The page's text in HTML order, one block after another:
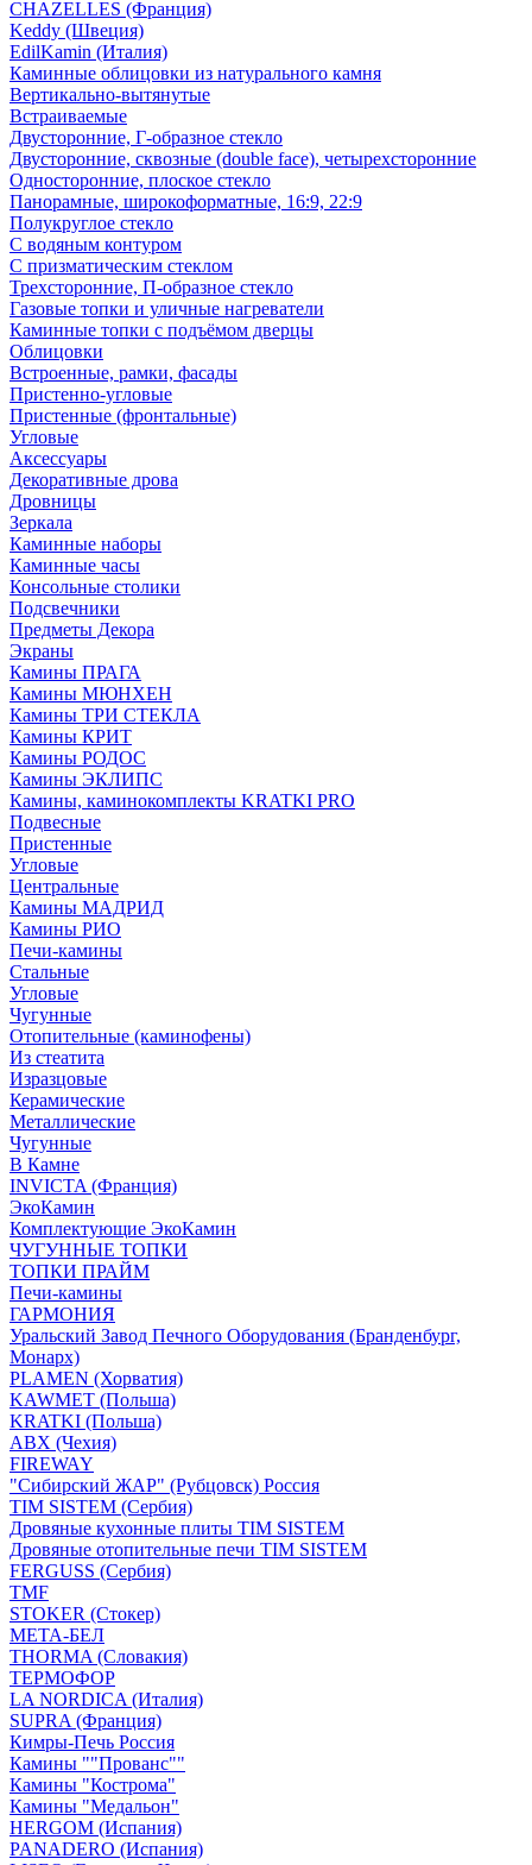
CHAZELLES (Франция)
Keddy (Швеция)
EdilKamin (Италия)
Каминные облицовки из натурального камня
Вертикально-вытянутые
Встраиваемые
Двусторонние, Г-образное стекло
Двусторонние, сквозные (double face), четырехсторонние
Односторонние, плоское стекло
Панорамные, широкоформатные, 16:9, 22:9
Полукруглое стекло
С водяным контуром
С призматическим стеклом
Трехсторонние, П-образное стекло
Газовые топки и уличные нагреватели
Каминные топки с подъёмом дверцы
Облицовки
Встроенные, рамки, фасады
Пристенно-угловые
Пристенные (фронтальные)
Угловые
Аксессуары
Декоративные дрова
Дровницы
Зеркала
Каминные наборы
Каминные часы
Консольные столики
Подсвечники
Предметы Декора
Экраны
Камины ПРАГА
Камины МЮНХЕН
Камины ТРИ СТЕКЛА
Камины КРИТ
Камины РОДОС
Камины ЭКЛИПС
Камины, каминокомплекты KRATKI PRO
Подвесные
Пристенные
Угловые
Центральные
Камины МАДРИД
Камины РИО
Печи-камины
Стальные
Угловые
Чугунные
Отопительные (каминофены)
Из стеатита
Изразцовые
Керамические
Металлические
Чугунные
В Камне
INVICTA (Франция)
ЭкоКамин
Комплектующие ЭкоКамин
ЧУГУННЫЕ ТОПКИ
ТОПКИ ПРАЙМ
Печи-камины
ГАРМОНИЯ
Уральский Завод Печного Оборудования (Бранденбург,
Монарх)
PLAMEN (Хорватия)
KAWMET (Польша)
KRATKI (Польша)
ABX (Чехия)
FIREWAY
"Сибирский ЖАР" (Рубцовск) Россия
TIM SISTEM (Сербия)
Дровяные кухонные плиты TIM SISTEM
Дровяные отопительные печи TIM SISTEM
FERGUSS (Сербия)
TMF
STOKER (Стокер)
МЕТА-БЕЛ
THORMA (Словакия)
ТЕРМОФОР
LA NORDICA (Италия)
SUPRA (Франция)
Кимры-Печь Россия
Камины ""Прованс""
Камины "Кострома"
Камины "Медальон"
HERGOM (Испания)
PANADERO (Испания)